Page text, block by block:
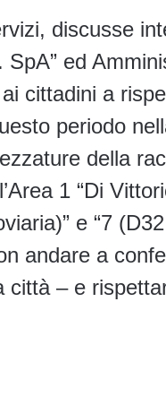
discusse
ed
cittadini a
periodo
della
1 “Di
e “7
andare a
città – e